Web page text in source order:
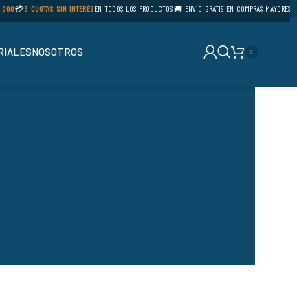
💳3 CUOTAS SIN INTERÉSEN TODOS LOS PRODUCTOS🚚 ENVÍO GRATIS EN COMPRAS MAYORES A
NOSOTROS 0